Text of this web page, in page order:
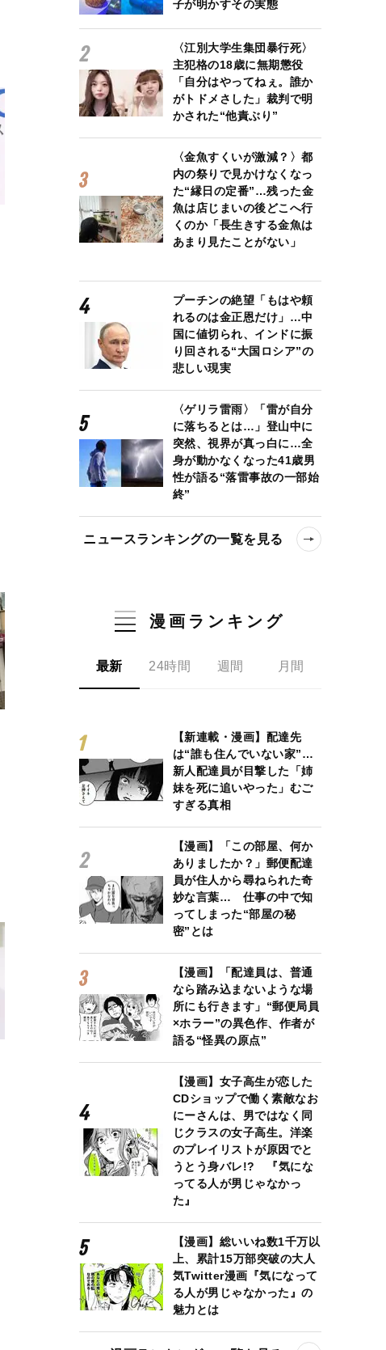
子が明かすその実態
〈江別大学生集団暴行死〉
主犯格の18歳に無期懲役
「自分はやってねぇ。誰か
がトドメさした」裁判で明
かされた“他責ぶり”
〈金魚すくいが激減？〉都
内の祭りで見かけなくなっ
た“縁日の定番”…残った金
魚は店じまいの後どこへ行
くのか「長生きする金魚は
あまり見たことがない」
プーチンの絶望「もはや頼
れるのは金正恩だけ」…中
国に値切られ、インドに振
り回される“大国ロシア”の
悲しい現実
〈ゲリラ雷雨〉「雷が自分
に落ちるとは…」登山中に
突然、視界が真っ白に…全
身が動かなくなった41歳男
性が語る“落雷事故の一部始
終”
ニュースランキングの一覧を見る
漫画ランキング
最新 24時間 週間 月間
【新連載・漫画】配達先
は“誰も住んでいない家”…
新人配達員が目撃した「姉
妹を死に追いやった」むご
すぎる真相
【漫画】「この部屋、何か
ありましたか？」郵便配達
員が住人から尋ねられた奇
妙な言葉… 仕事の中で知
ってしまった“部屋の秘
密”とは
【漫画】「配達員は、普通
なら踏み込まないような場
所にも行きます」“郵便局員
×ホラー”の異色作、作者が
語る“怪異の原点”
【漫画】女子高生が恋した
CDショップで働く素敵なお
にーさんは、男ではなく同
じクラスの女子高生。洋楽
のプレイリストが原因でと
うとう身バレ!? 『気にな
ってる人が男じゃなかっ
た』
【漫画】総いいね数1千万以
上、累計15万部突破の大人
気Twitter漫画『気になって
る人が男じゃなかった』の
魅力とは